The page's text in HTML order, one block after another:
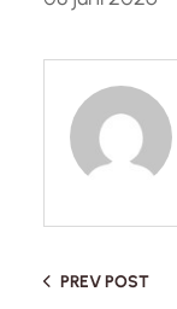
PREV POST